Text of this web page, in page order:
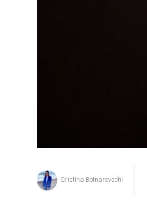
Cristina Botnarevschi